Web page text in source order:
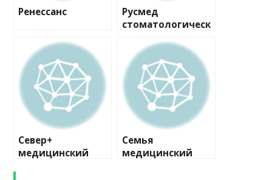
Ренессанс
Русмед
стоматологическ
Север+
медицинский
Семья
медицинский